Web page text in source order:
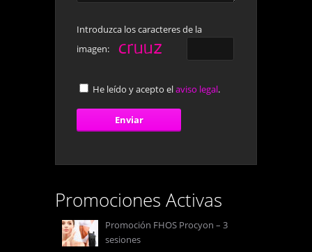
Introduzca los caracteres de la
imagen:
He leído y acepto elaviso legal.
Promociones Activas
Promoción FHOS Procyon – 3
sesiones